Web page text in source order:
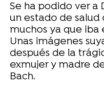
Se ha podido ver a
un estado de
muchos ya que iba
Unas imágenes
después de la
exmujer y madre
Bach.